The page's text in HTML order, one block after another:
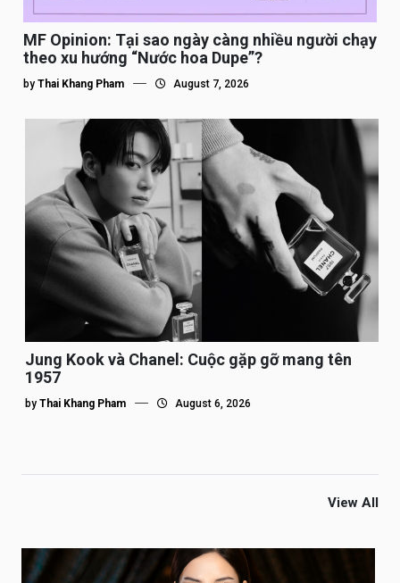
MF Opinion: Tại sao ngày càng nhiều người chạy
theo xu hướng “Nước hoa Dupe”?
by Thai Khang Pham August 7, 2026
Jung Kook và Chanel: Cuộc gặp gỡ mang tên
1957
by Thai Khang Pham August 6, 2026
View All